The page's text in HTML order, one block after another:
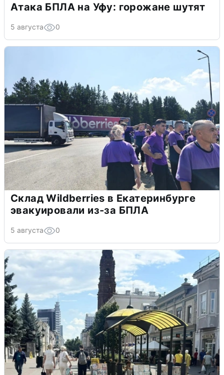
Атака БПЛА на Уфу: горожане шутят
5 августа 0
Склад Wildberries в Екатеринбурге
эвакуировали из-за БПЛА
5 августа 0